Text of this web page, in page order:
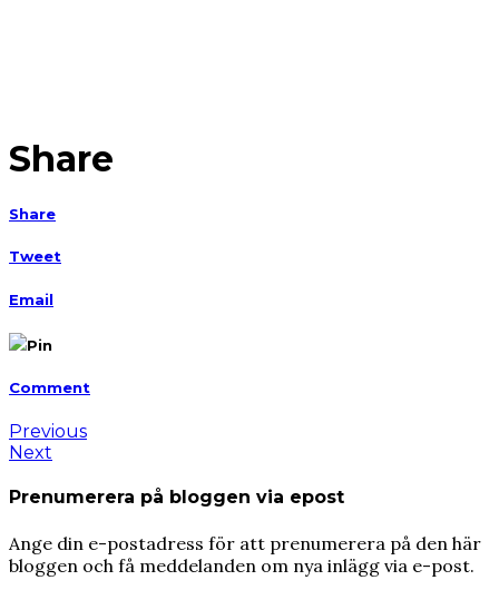
Share
Share
Tweet
Email
Pin
Comment
Previous
Next
Prenumerera på bloggen via epost
Ange din e-postadress för att prenumerera på den här
bloggen och få meddelanden om nya inlägg via e-post.